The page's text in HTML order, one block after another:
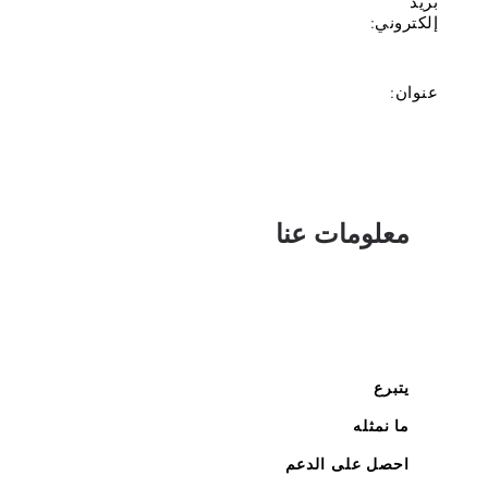
إلكتروني:
عنوان:
معلومات عنا
يتبرع
ما نمثله
احصل على الدعم